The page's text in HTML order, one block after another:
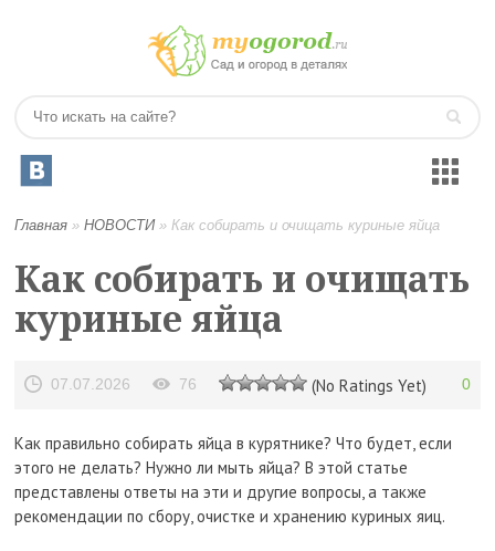
Главная »НОВОСТИ»Как собирать и очищать куриные яйца
Как собирать и очищать
куриные яйца
07.07.2026 76 (No Ratings Yet) 0
Как правильно собирать яйца в курятнике? Что будет, если
этого не делать? Нужно ли мыть яйца? В этой статье
представлены ответы на эти и другие вопросы, а также
рекомендации по сбору, очистке и хранению куриных яиц.